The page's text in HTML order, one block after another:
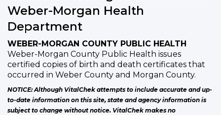
Weber-Morgan Health
Department
WEBER-MORGAN COUNTY PUBLIC HEALTH
Weber-Morgan County Public Health issues
certified copies of birth and death certificates that
occurred in Weber County and Morgan County.
NOTICE: Although VitalChek attempts to include accurate and up-
to-date information on this site, state and agency information is
subject to change without notice. VitalChek makes no